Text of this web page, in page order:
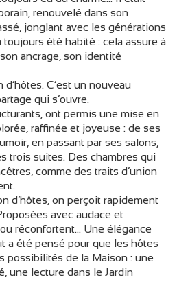
renouvelé dans son
jonglant avec les générations
été habité : cela assure à
ancrage, son identité
C’est un nouveau
qui s’ouvre.
ont permis une mise en
raffinée et joyeuse : de ses
en passant par ses salons,
trois suites. Des chambres qui
comme des traits d’union
d’hôtes, on perçoit rapidement
avec audace et
réconfortent… Une élégance
a été pensé pour que les hôtes
possibilités de la Maison : une
une lecture dans le Jardin